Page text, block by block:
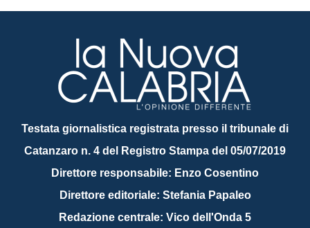
Testata giornalistica registrata presso il tribunale di
Catanzaro n. 4 del Registro Stampa del 05/07/2019
Direttore responsabile: Enzo Cosentino
Direttore editoriale: Stefania Papaleo
Redazione centrale: Vico dell'Onda 5